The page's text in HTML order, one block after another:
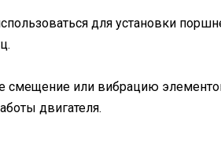
для установки
смещение или вибрацию
двигателя.